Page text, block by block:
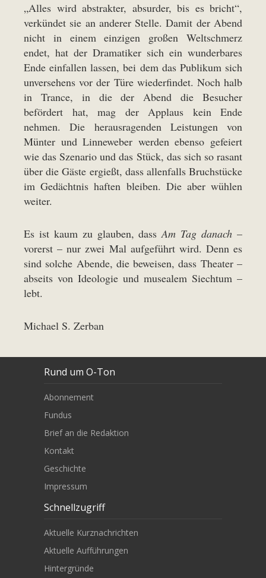
„Alles wird abstrakter, absurder, bis es bricht“,
verkündet sie an anderer Stelle. Damit der Abend
nicht in einem einzigen großen Weltschmerz
endet, hat der Dramatiker sich ein wunderbares
Ende einfallen lassen, bei dem das Publikum sich
unversehens vor der Türe wiederfindet. Noch halb
in Trance, in die der Abend die Besucher
befördert hat, mag der Applaus kein Ende
nehmen. Die herausragenden Leistungen von
Münter und Linneweber werden ebenso gefeiert
wie das Szenario und das Stück, das sich so rasant
über die Gäste ergießt, dass allenfalls Bruchstücke
im Gedächtnis haften bleiben. Die aber wühlen
weiter.
Es ist kaum zu glauben, dassAm Tag danach –
vorerst – nur zwei Mal aufgeführt wird. Denn es
sind solche Abende, die beweisen, dass Theater –
abseits von Ideologie und musealem Siechtum –
lebt.
Michael S. Zerban
Rund um O-Ton
Abonnement
Fundus
Brief an die Redaktion
Kontakt
Geschichte
Impressum
Schnellzugriff
Aktuelle Kurznachrichten
Aktuelle Aufführungen
Hintergründe